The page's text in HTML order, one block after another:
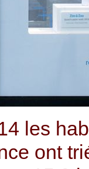
les
ont